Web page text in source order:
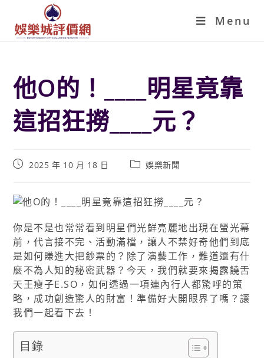
Menu
他O的！____明星竟靠
這招狂撈____元？
2025 年 10 月 18 日 娛樂新聞
你是不是也常常看到明星們光鮮亮麗地出現在螢光幕
前，代言接不完、活動滿檔，讓人不禁好奇他們到底
是如何賺進大把鈔票的？除了演藝工作，難道還有什
麼不為人知的秘密武器？今天，我們就要來揭露饒舌
天王瘦子E.SO，如何透過一項連內行人都驚呼的策
略，成功創造驚人的財富！準備好大開眼界了嗎？讓
我們一起看下去！
目錄